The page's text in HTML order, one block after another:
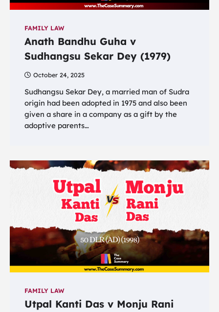
FAMILY LAW
Anath Bandhu Guha v
Sudhangsu Sekar Dey (1979)
October 24, 2025
Sudhangsu Sekar Dey, a married man of Sudra
origin had been adopted in 1975 and also been
given a share in a company as a gift by the
adoptive parents…
FAMILY LAW
Utpal Kanti Das v Monju Rani